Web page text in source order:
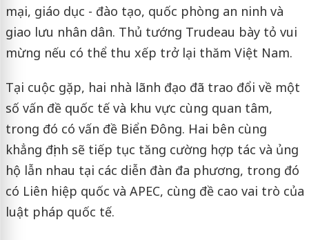
mại, giáo dục - đào tạo, quốc phòng an ninh và
giao lưu nhân dân. Thủ tướng Trudeau bày tỏ vui
mừng nếu có thể thu xếp trở lại thăm Việt Nam.
Tại cuộc gặp, hai nhà lãnh đạo đã trao đổi về một
số vấn đề quốc tế và khu vực cùng quan tâm,
trong đó có vấn đề Biển Đông. Hai bên cùng
khẳng định sẽ tiếp tục tăng cường hợp tác và ủng
hộ lẫn nhau tại các diễn đàn đa phương, trong đó
có Liên hiệp quốc và APEC, cùng đề cao vai trò của
luật pháp quốc tế.